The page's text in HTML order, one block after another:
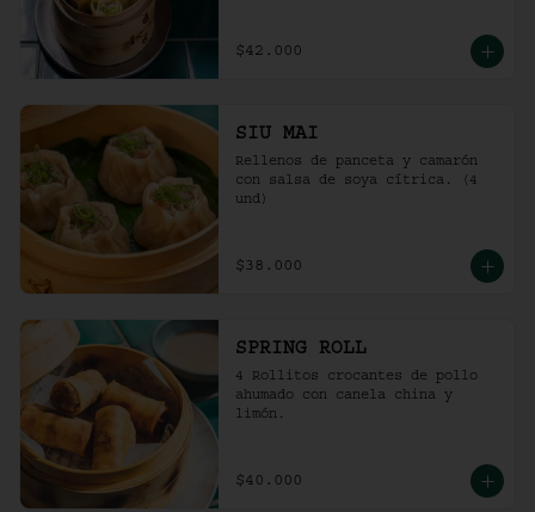
$42.000
SIU MAI
Rellenos de panceta y camarón
con salsa de soya cítrica. (4
und)
$38.000
SPRING ROLL
4 Rollitos crocantes de pollo
ahumado con canela china y
limón.
$40.000